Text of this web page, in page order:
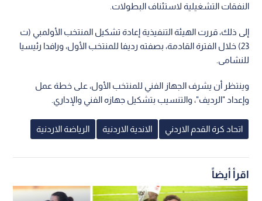
النفقات التشغيلية لاستئناف البطولات.
إلى ذلك، قررت الهيئة التنفيذية إعادة تشكيل المنتخب الأولمبي (ت
23) خلال الفترة القادمة، بصفته رديفا للمنتخب الأول، ورافدا رئيسيا
للنشامى.
وينتظر أن يشرف الجهاز الفني للمنتخب الأول، على خطة عمل
وإعداد "الرديف"، والتنسيب بتشكيل جهازه الفني والإداري.
اتحاد كرة القدم الاردني الاندية الاردنية الرياضة الاردنية
اقرأ أيضاً